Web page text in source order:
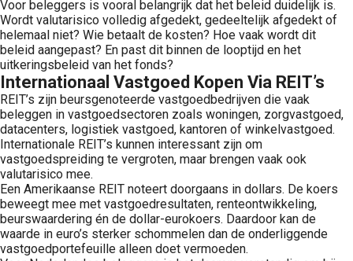
Voor beleggers is vooral belangrijk dat het beleid duidelijk is.
Wordt valutarisico volledig afgedekt, gedeeltelijk afgedekt of
helemaal niet? Wie betaalt de kosten? Hoe vaak wordt dit
beleid aangepast? En past dit binnen de looptijd en het
uitkeringsbeleid van het fonds?
Internationaal Vastgoed Kopen Via REIT’s
REIT’s zijn beursgenoteerde vastgoedbedrijven die vaak
beleggen in vastgoedsectoren zoals woningen, zorgvastgoed,
datacenters, logistiek vastgoed, kantoren of winkelvastgoed.
Internationale REIT’s kunnen interessant zijn om
vastgoedspreiding te vergroten, maar brengen vaak ook
valutarisico mee.
Een Amerikaanse REIT noteert doorgaans in dollars. De koers
beweegt mee met vastgoedresultaten, renteontwikkeling,
beurswaardering én de dollar-eurokoers. Daardoor kan de
waarde in euro’s sterker schommelen dan de onderliggende
vastgoedportefeuille alleen doet vermoeden.